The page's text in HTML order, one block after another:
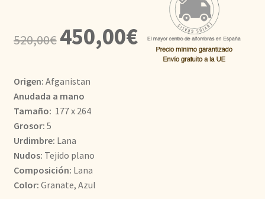
520,00€
El
precio
era:
520,00€.
450,00€El
precio
Origen: Afganistan
Anudada a mano
Tamaño: 177 x 264
Grosor: 5
Urdimbre: Lana
Nudos: Tejido plano
Composición: Lana
Color: Granate, Azul